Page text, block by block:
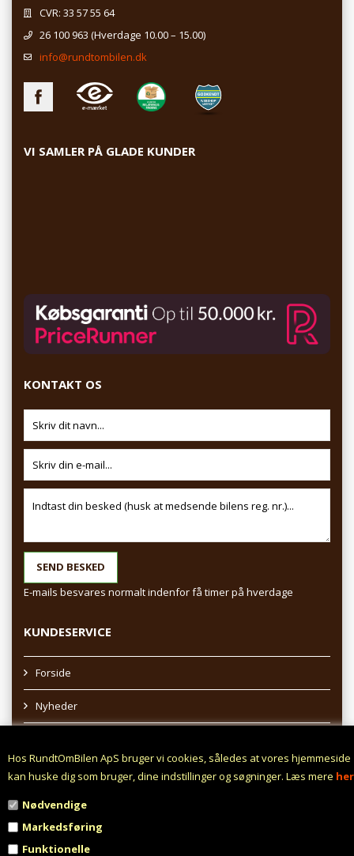
Hos RundtOmBilen ApS bruger vi cookies, således at vores hjemmeside
kan huske dig som bruger, dine indstillinger og søgninger. Læs mere her
Nødvendige
Markedsføring
Funktionelle
CVR: 33 57 55 64
26 100 963 (Hverdage 10.00 – 15.00)
info@rundtombilen.dk
VI SAMLER PÅ GLADE KUNDER
KONTAKT OS
E-mails besvares normalt indenfor få timer på hverdage
KUNDESERVICE
Forside
Nyheder
Afhentning af varer
Profil